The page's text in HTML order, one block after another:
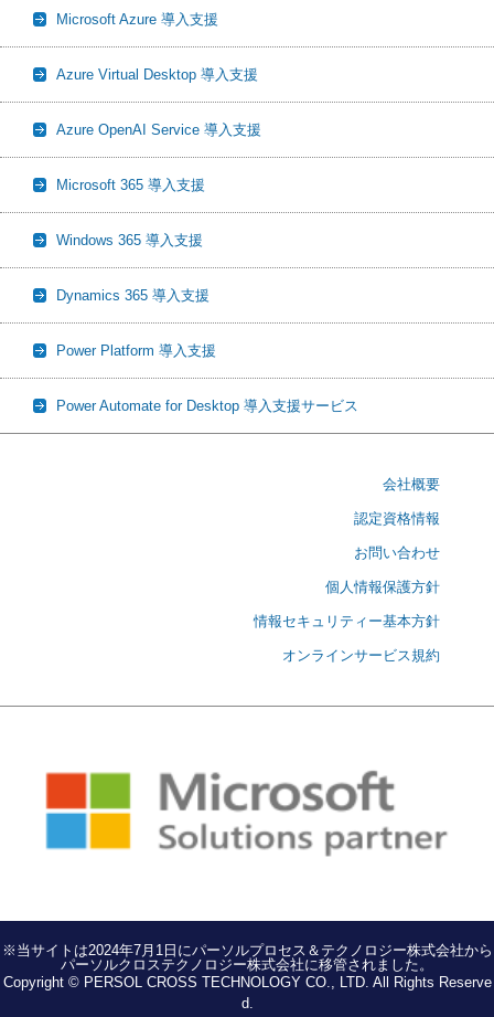
Microsoft Azure 導入支援
Azure Virtual Desktop 導入支援
Azure OpenAI Service 導入支援
Microsoft 365 導入支援
Windows 365 導入支援
Dynamics 365 導入支援
Power Platform 導入支援
Power Automate for Desktop 導入支援サービス
会社概要
認定資格情報
お問い合わせ
個人情報保護方針
情報セキュリティー基本方針
オンラインサービス規約
※当サイトは2024年7月1日にパーソルプロセス＆テクノロジー株式会社から
パーソルクロステクノロジー株式会社に移管されました。
Copyright © PERSOL CROSS TECHNOLOGY CO., LTD. All Rights Reserve
d.